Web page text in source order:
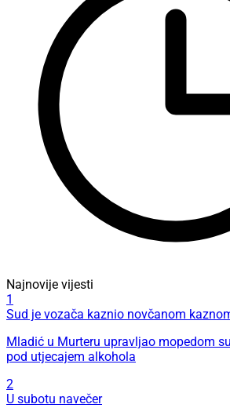
Najnovije vijesti
1
Sud je vozača kaznio novčanom
Mladić u Murteru upravljao mopedom
pod utjecajem alkohola
2
U subotu navečer